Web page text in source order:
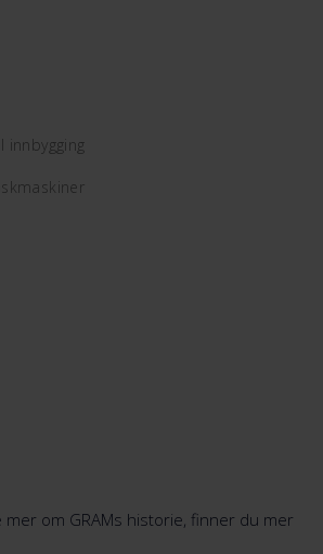
innbygging
om GRAMs historie, finner du mer